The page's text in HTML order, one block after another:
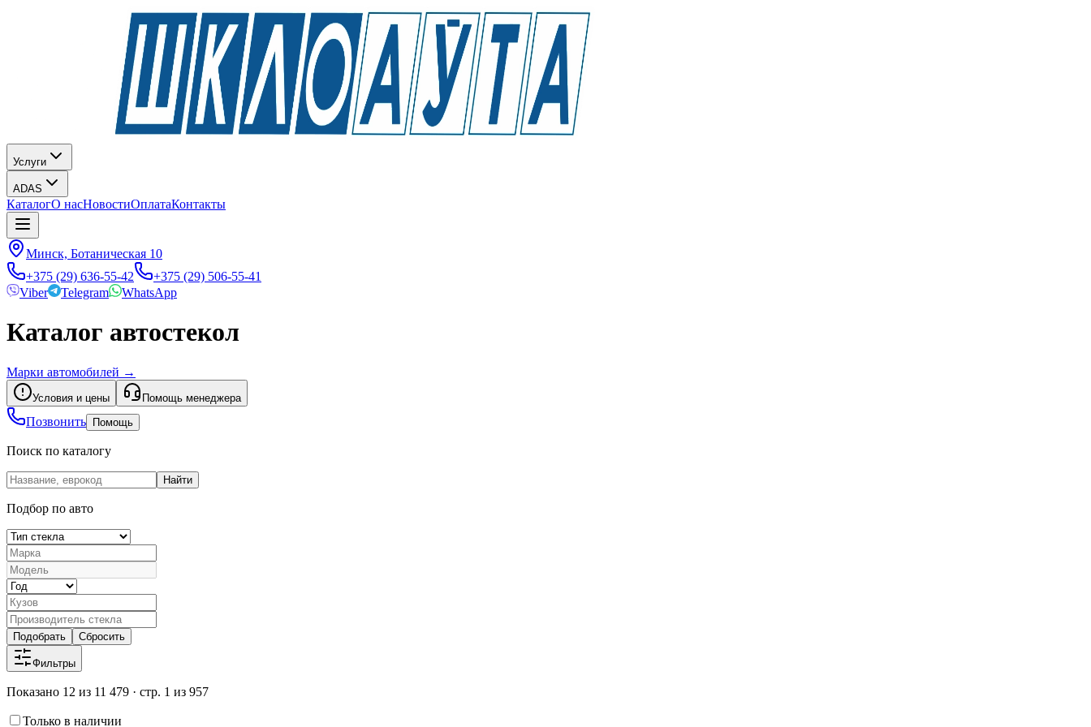
Услуги
ADAS
КаталогО насНовостиОплатаКонтакты
Минск, Ботаническая 10
+375 (29) 636-55-42
+375 (29) 506-55-41
Viber
Telegram WhatsApp
Каталог автостекол
Марки автомобилей →
Условия и цены Помощь менеджера
Позвонить Помощь
Поиск по каталогу
Найти
Подбор по авто
Подобрать Сбросить
Фильтры
Показано 12 из 11 479 · стр. 1 из 957
Только в наличии